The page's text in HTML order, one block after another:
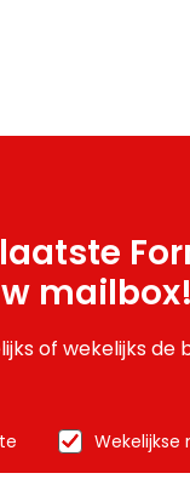
mailbox!
of wekelijks de
Wekelijkse